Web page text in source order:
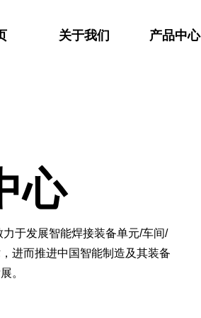
关于我们 产品中心
于发展智能焊接装备单元/车间/
进而推进中国智能制造及其装备
。
心